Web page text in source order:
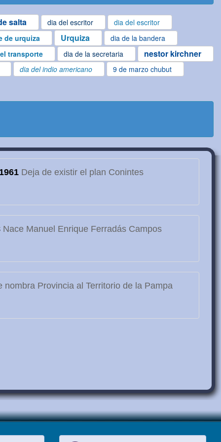
salta dia del escritor
dia del escritor
de urquiza Urquiza
dia de la bandera
transporte dia de la secretaria nestor kirchner
dia del indio americano
9 de marzo chubut
1961Deja de existir el plan Conintes
Nace Manuel Enrique Ferradás Campos
nombra Provincia al Territorio de la Pampa